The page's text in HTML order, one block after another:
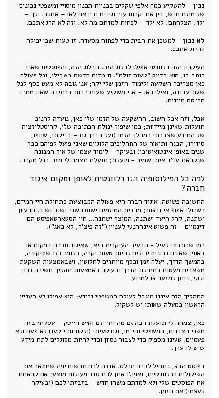
נכון - להשקיע כמה אלפי שקלים בבניית תכנון מיסויי ומשפטי נכונים
של מיזם חדש, בין אם יקרום עור וגידים ובין אם לאו – אחלה. ילך –
ילך, הצלחתם, לא ילך – לפחות למדתם מה לא, וזה לא הרג אתכם.
לא נכון - למשכן את הבית כדי לפתוח מסעדה. זו טעות שכן יכולה
להרוג אתכם.
העיקרון הזה רלוונטי אפילו לבלוג הזה. הבלוג הזה, והפוסטים שאני
כותב בו, הוא בדיוק "טעות זולה". זו מדיה חדשה בשבילי, וכל פעולה
כאן מצריכה השקעה ולימוד. הזמן שלי יקר; אני גובה לא מעט כסף לכל
שעת עבודה, ואילו כאן - אני משקיע שעות רבות בכתיבה שאין ממנה
הכנסה מיידית.
אבל, וזה אבל חשוב, ההשקעה של הזמן שלי כאן, נועדה להניב
תועלות שאינן מיידיות; כמו שיפור יכולת הכתיבה שלי, קריסטליזציה
של המידע שצברתי במהלך הזמן (ועל הדרך גם – בדיקתו, שיופו,
סידורו, הבנה ותיאור של התהליכים הלוגיים שאני פועל לפיהם כבר
שנים באופן אינטואיטיבי) ובעיקר – לימוד עצמי של איך המכונה
שנקראת עו"ד איתן שמיר - פועלת; תועלת תצמח לי מזה בכל מקרה.
למה כל הפילוסופיה הזו רלוונטית לאופן ומקום איגוד
חברה?
התשובה פשוטה. איגוד חברה היא פעולה המבוצעת בתחילת חיי המיזם,
כשכולו אפוף אי ודאות; מרבית המיזמים ישתנו שוב ושוב ושוב. הרעיון
ישתנה, קהל היעד ישתנה, המוצר ישתנה... חיי הסטארטאפיסט הם
דינמיים - זה פשוט אינהרנטי לעניין ("זה פיצ'ר, לא באג").
כמו שכתבתי לעיל - הבעיה העיקרית היא, שאיגוד חברה במקום או
באופן שאינם נכונים יכולים להיות טעות יקרה, כלומר כזו שתיקונה,
בהמשך הדרך, יעלה זמן וכסף מיותרים לחלוטין, ושבאמצעות השקעת
משאבים מעטים בתחילת הדרך ובעיקר באמצעות תהליך חשיבה נכון
ולוגי, ניתן למזער או למנוע.
התהליך הזה איננו מוגבל לעולם המשפטי גרידא; הוא אפילו לא העניין
הראשון במעלה שאותו יש לשקול.
כאן, צמחה לי תועלת רבה גם מהיותי יזם ואיש הייטק – עסקתי בזה
משני הצדדים, המשפטי והיזמי, וגם טעיתי (ולקוחותיי טעו) לא פעם ולא
פעמיים. טעינו מספיק כדי לצבור נסיון וכדי להיות מסוגלים לתת מידע
שיש לו ערך.
בפוסט הבא, נתחיל לדבר תכלס. אבנה לכם תרשים יפה שמתאר את
השיקולים הרלוונטיים, ואפילו אתן לכם סדר פעולות מוצע; אם קראתם
את הפוסטים שלי ולא למדתם משהו חדש – בזבזתי לכם (ובעיקר
לעצמי) את הזמן.